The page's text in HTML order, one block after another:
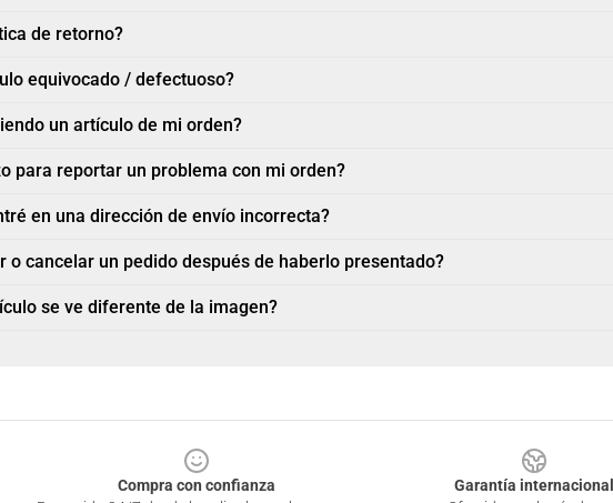
de retorno?
equivocado / defectuoso?
un artículo de mi orden?
para reportar un problema con mi orden?
en una dirección de envío incorrecta?
o cancelar un pedido después de haberlo presentado?
se ve diferente de la imagen?
Compra con confianza
Garantía internacional